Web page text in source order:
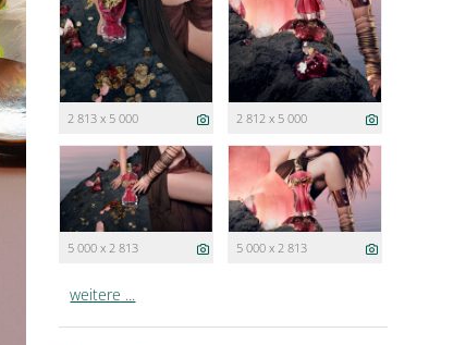
2 813 x 5 000 2 812 x 5 000
5 000 x 2 813 5 000 x 2 813
weitere ...